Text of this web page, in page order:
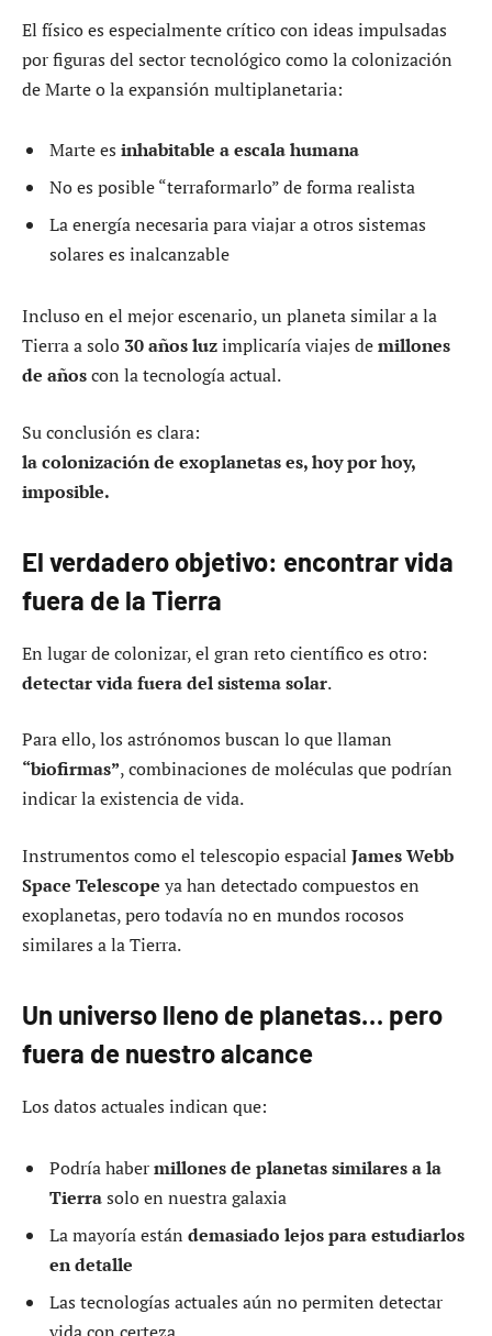
El físico es especialmente crítico con ideas impulsadas
por figuras del sector tecnológico como la colonización
de Marte o la expansión multiplanetaria:
Marte es inhabitable a escala humana
No es posible “terraformarlo” de forma realista
La energía necesaria para viajar a otros sistemas
solares es inalcanzable
Incluso en el mejor escenario, un planeta similar a la
Tierra a solo 30 años luzimplicaría viajes demillones
de añoscon la tecnología actual.
Su conclusión es clara:
la colonización de exoplanetas es, hoy por hoy,
imposible.
El verdadero objetivo: encontrar vida
fuera de la Tierra
En lugar de colonizar, el gran reto científico es otro:
detectar vida fuera del sistema solar.
Para ello, los astrónomos buscan lo que llaman
“biofirmas”, combinaciones de moléculas que podrían
indicar la existencia de vida.
Instrumentos como el telescopio espacial James Webb
Space Telescope ya han detectado compuestos en
exoplanetas, pero todavía no en mundos rocosos
similares a la Tierra.
Un universo lleno de planetas… pero
fuera de nuestro alcance
Los datos actuales indican que:
Podría habermillones de planetas similares a la
Tierrasolo en nuestra galaxia
La mayoría están demasiado lejos para estudiarlos
en detalle
Las tecnologías actuales aún no permiten detectar